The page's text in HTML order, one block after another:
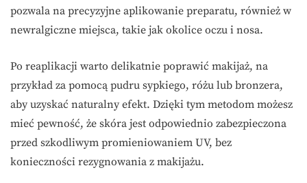
pozwala na precyzyjne aplikowanie preparatu, również w
newralgiczne miejsca, takie jak okolice oczu i nosa.
Po reaplikacji warto delikatnie poprawić makijaż, na
przykład za pomocą pudru sypkiego, różu lub bronzera,
aby uzyskać naturalny efekt. Dzięki tym metodom możesz
mieć pewność, że skóra jest odpowiednio zabezpieczona
przed szkodliwym promieniowaniem UV, bez
konieczności rezygnowania z makijażu.